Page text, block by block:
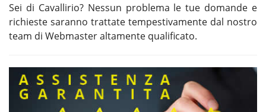
Sei di Cavallirio? Nessun problema le tue domande e
richieste saranno trattate tempestivamente dal nostro
team di Webmaster altamente qualificato.